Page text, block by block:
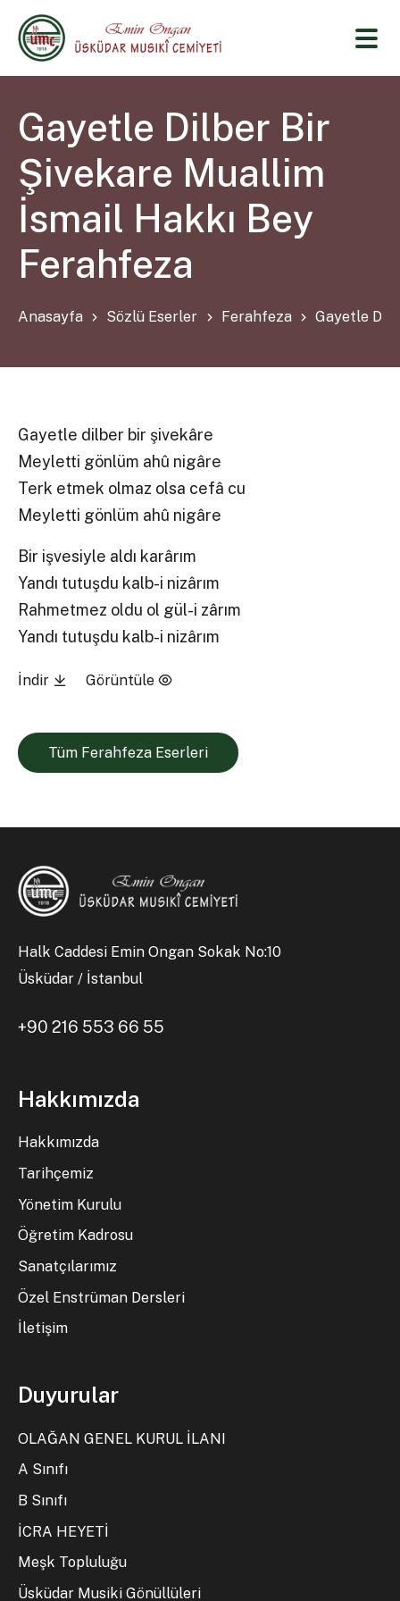
Gayetle Dilber Bir
Şivekare Muallim
İsmail Hakkı Bey
Ferahfeza
Anasayfa Sözlü Eserler Ferahfeza Gayetle
Gayetle dilber bir şivekâre
Meyletti gönlüm ahû nigâre
Terk etmek olmaz olsa cefâ cu
Meyletti gönlüm ahû nigâre
Bir işvesiyle aldı karârım
Yandı tutuşdu kalb-i nizârım
Rahmetmez oldu ol gül-i zârım
Yandı tutuşdu kalb-i nizârım
İndir Görüntüle
Tüm Ferahfeza Eserleri
Halk Caddesi Emin Ongan Sokak No:10
Üsküdar / İstanbul
+90 216 553 66 55
Hakkımızda
Hakkımızda
Tarihçemiz
Yönetim Kurulu
Öğretim Kadrosu
Sanatçılarımız
Özel Enstrüman Dersleri
İletişim
Duyurular
OLAĞAN GENEL KURUL İLANI
A Sınıfı
B Sınıfı
İCRA HEYETİ
Meşk Topluluğu
Üsküdar Musiki Gönüllüleri